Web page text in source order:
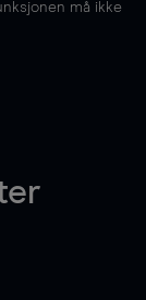
må ikke